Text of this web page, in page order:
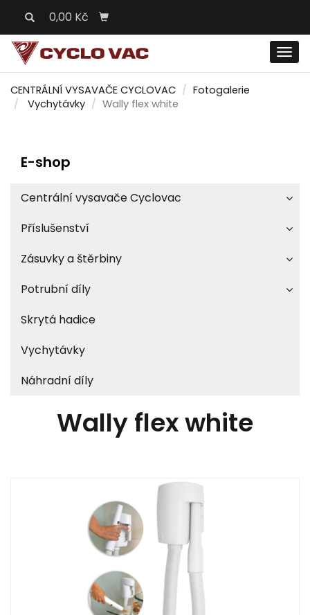
0,00 Kč
CENTRÁLNÍ VYSAVAČE CYCLOVAC
Fotogalerie
Vychytávky
Wally flex white
E-shop
Centrální vysavače Cyclovac
Příslušenství
Zásuvky a štěrbiny
Potrubní díly
Skrytá hadice
Vychytávky
Náhradní díly
Wally flex white